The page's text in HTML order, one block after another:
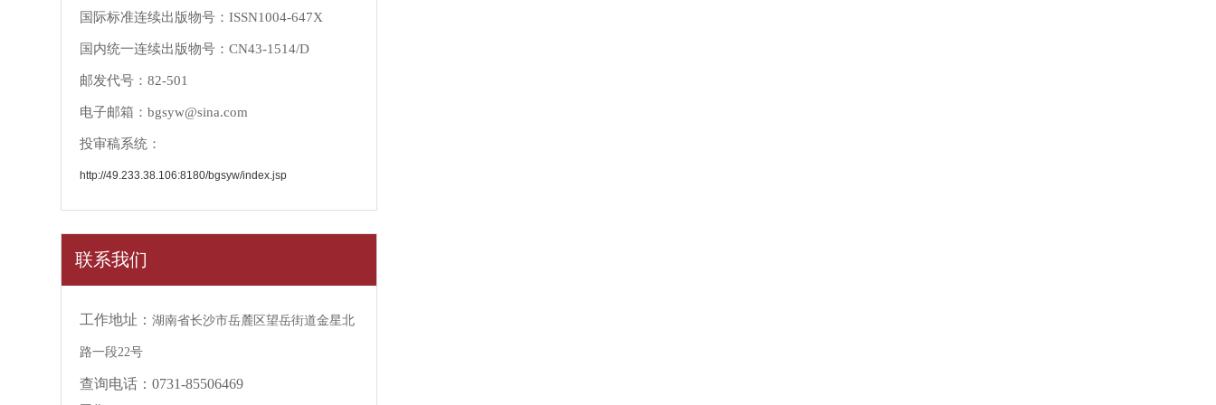
国际标准连续出版物号：ISSN1004-647X
国内统一连续出版物号：CN43-1514/D
邮发代号：82-501
电子邮箱：bgsyw@sina.com
投审稿系统：
http://49.233.38.106:8180/bgsyw/index.jsp
联系我们
工作地址：湖南省长沙市岳麓区望岳街道金星北
路一段22号
查询电话：0731-85506469